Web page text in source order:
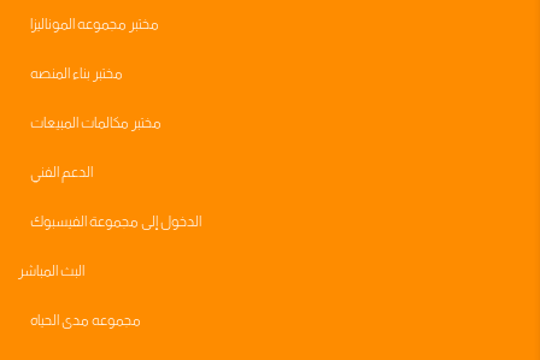
مختبر مجموعه الموناليزا
مختبر بناء المنصه
مختبر مكالمات المبيعات
الدعم الفني
الدخول إلى مجموعة الفيسبوك
البث المباشر
مجموعه مدى الحياه